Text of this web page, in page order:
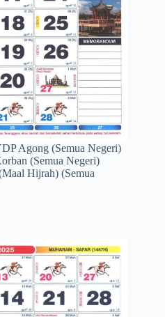
Agong (Semua Negeri)
(Semua Negeri)
Hijrah) (Semua